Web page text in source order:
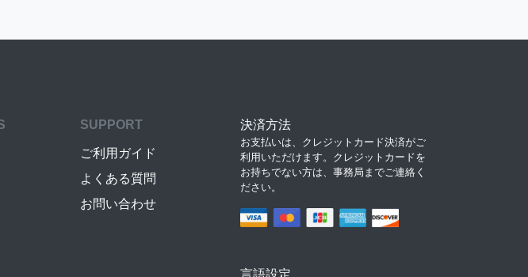
SUPPORT
ご利用ガイド
よくある質問
お問い合わせ
決済方法
お支払いは、クレジットカード決済がご
利用いただけます。クレジットカードを
お持ちでない方は、事務局までご連絡く
ださい。
言語設定